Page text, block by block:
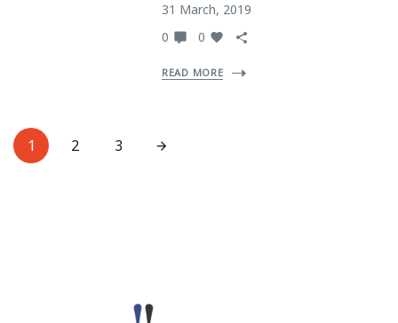
31 March, 2019
0
0
READ MORE
1 2 3